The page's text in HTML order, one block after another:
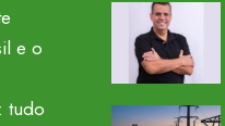
e o
tudo